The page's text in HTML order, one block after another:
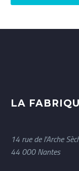
LA
14 rue de l'Arche
44 000 Nantes